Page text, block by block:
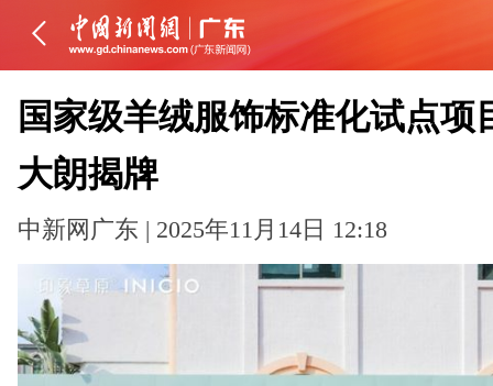
国家级羊绒服饰标准化试点项
大朗揭牌
中新网广东 | 2025年11月14日 12:18